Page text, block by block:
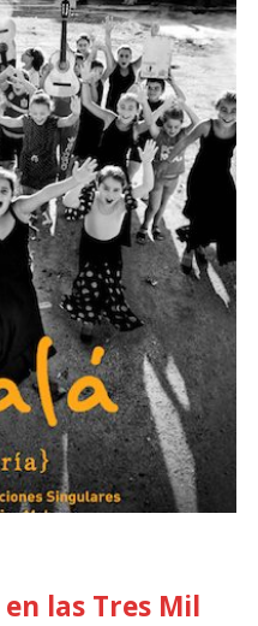
las Tres Mil